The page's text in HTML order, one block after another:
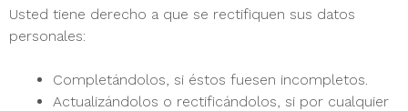
Usted tiene derecho a que se rectifiquen sus datos
personales:
Completándolos, si éstos fuesen incompletos.
Actualizándolos o rectificándolos, si por cualquier